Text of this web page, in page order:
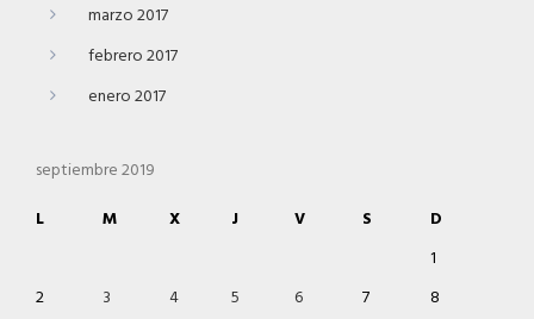
marzo 2017
febrero 2017
enero 2017
septiembre 2019
L
M X J V S
D
1
2
3 4 5 6 7
8